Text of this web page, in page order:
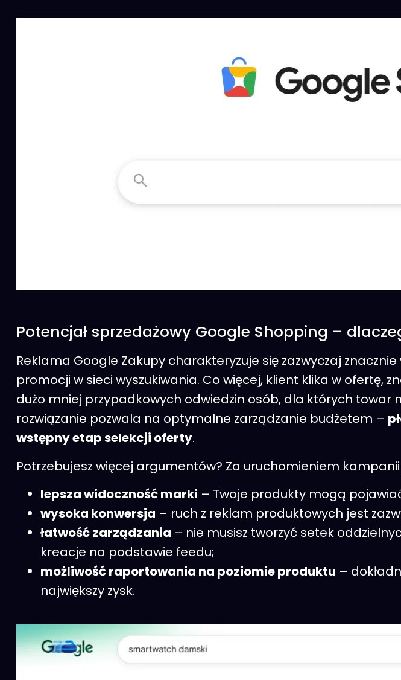
Potencjał sprzedażowy Google Shopping –
Reklama Google Zakupy charakteryzuje się zazwyczaj znacznie
promocji w sieci wyszukiwania. Co więcej, klient klika w ofertę,
dużo mniej przypadkowych odwiedzin osób, dla których towar
rozwiązanie pozwala na optymalne zarządzanie budżetem –
wstępny etap selekcji oferty.
Potrzebujesz więcej argumentów? Za uruchomieniem
lepsza widoczność marki – Twoje produkty mogą
wysoka konwersja – ruch z reklam produktowych jest
łatwość zarządzania – nie musisz tworzyć setek
kreacje na podstawie feedu;
możliwość raportowania na poziomie produktu –
największy zysk.